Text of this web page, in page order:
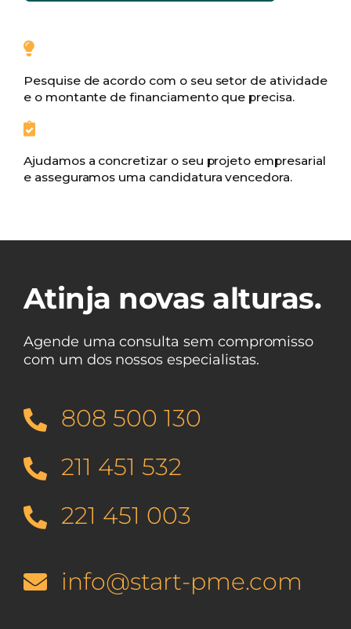
Pesquise de acordo com o seu setor de atividade
e o montante de financiamento que precisa.
Ajudamos a concretizar o seu projeto empresarial
e asseguramos uma candidatura vencedora.
Atinja novas alturas.
Agende uma consulta sem compromisso
com um dos nossos especialistas.
808 500 130
211 451 532
221 451 003
info@start-pme.com